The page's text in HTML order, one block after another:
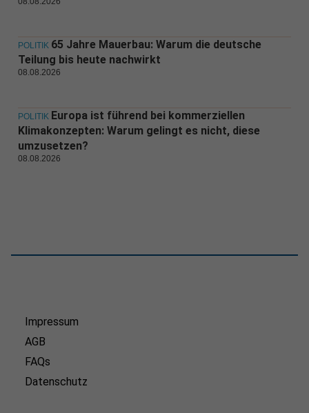
POLITIK 65 Jahre Mauerbau: Warum die deutsche
Teilung bis heute nachwirkt
08.08.2026
POLITIK Europa ist führend bei kommerziellen
Klimakonzepten: Warum gelingt es nicht, diese
umzusetzen?
08.08.2026
Impressum
AGB
FAQs
Datenschutz